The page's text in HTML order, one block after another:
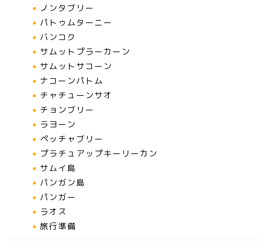
ノンタブリー
パトゥムターニー
バンコク
サムットプラーカーン
サムットサコーン
ナコーンパトム
チャチューンサオ
チョンブリー
ラヨーン
ペッチャブリー
プラチュアップキーリーカン
サムイ島
パンガン島
パンガー
ラオス
旅行準備